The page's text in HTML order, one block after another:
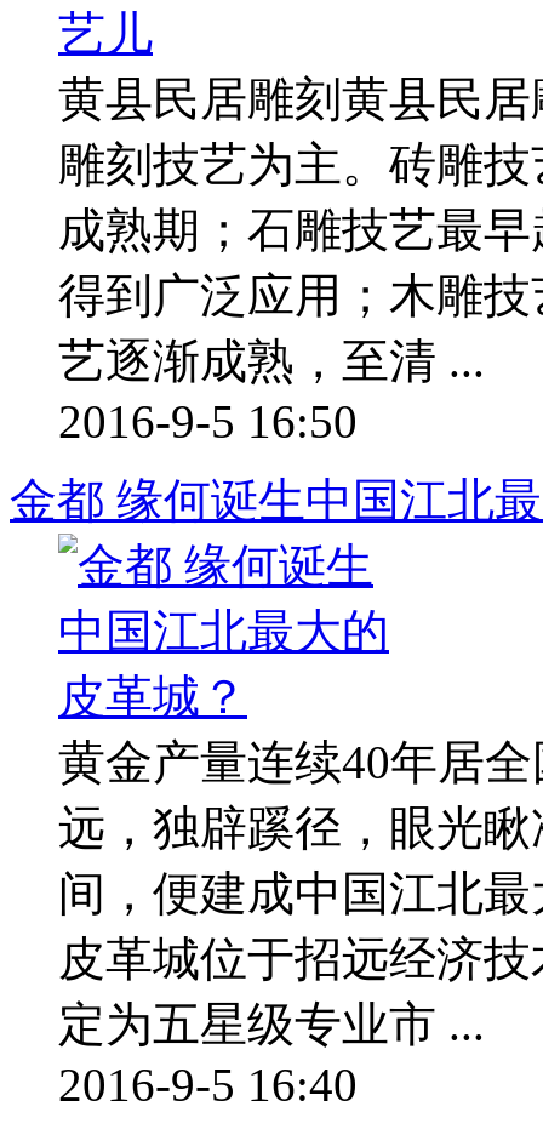
黄县民居雕刻黄县民
雕刻技艺为主。砖雕
成熟期；石雕技艺最
得到广泛应用；木雕
艺逐渐成熟，至清 ...
2016-9-5 16:50
金都 缘何诞生中国江北
黄金产量连续40年居
远，独辟蹊径，眼光
间，便建成中国江北
皮革城位于招远经济
定为五星级专业市 ...
2016-9-5 16:40